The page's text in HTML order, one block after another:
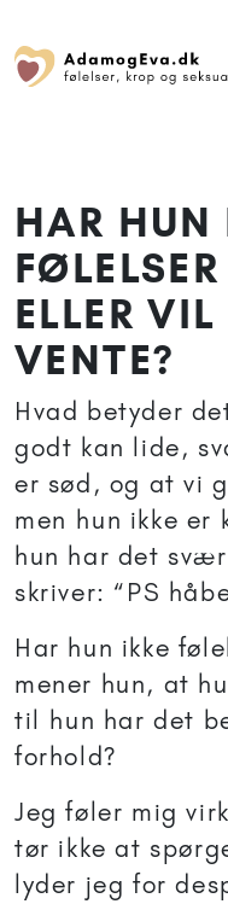
HAR HUN
ELLER
VENTE?
Hvad betyder
godt kan lide,
er sød, og at vi
men hun ikke
hun har det
skriver: “PS
Har hun ikke
mener hun, at
til hun har det
forhold?
Jeg føler mig
tør ikke at
lyder jeg for